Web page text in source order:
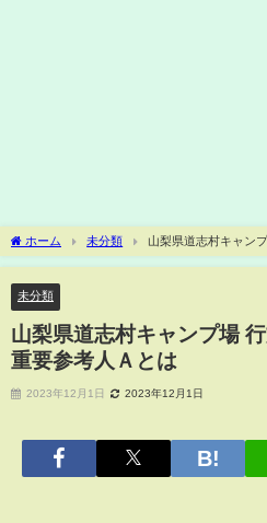
ホーム 未分類
山梨県道志村キャン
人Ａとは
未分類
山梨県道志村キャンプ場
重要参考人Ａとは
2023年12月1日 2023年12月1日